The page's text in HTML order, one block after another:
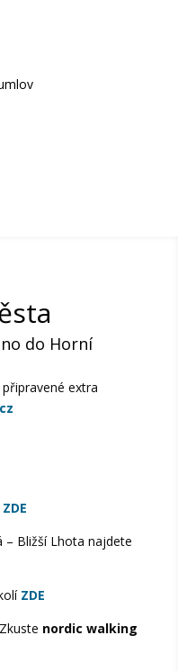
do Horní
extra
ZDE
– Bližší Lhota najdete
ZDE
nordic walking